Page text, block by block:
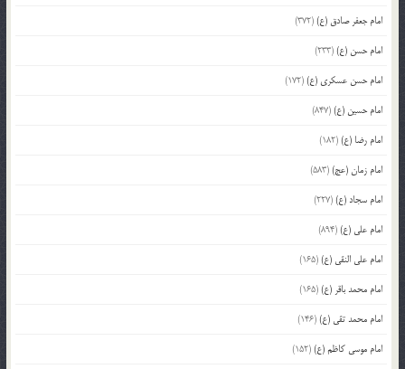
امام جعفر صادق (ع)(372)
امام حسن (ع)(233)
امام حسن عسکری (ع)(172)
امام حسین (ع)(847)
امام رضا (ع)(182)
امام زمان (عج)(583)
امام سجاد (ع)(227)
امام علی (ع)(894)
امام علی النقی (ع)(165)
امام محمد باقر (ع)(165)
امام محمد تقی (ع)(146)
امام موسی کاظم (ع)(152)